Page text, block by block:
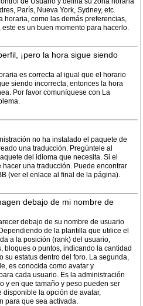
París, Nueva York, Sydney, etc.
horaria, como las demás preferencias,
es un buen momento para hacerlo.
¡pero la hora sigue siendo
es correcta al igual que el horario
siendo incorrecta, entonces la hora
Por favor comuníquese con La
no ha instalado el paquete de
una traducción. Pregúntele al
del idioma que necesita. Si el
una traducción. Puede encontrar
(ver el enlace al final de la página).
debajo de mi nombre de
debajo de su nombre de usuario
de la plantilla que utilice el
a la posición (rank) del usuario,
bloques o puntos, indicando la cantidad
su estatus dentro del foro. La segunda,
es conocida como avatar y
cada usuario. Es la administración
y en que tamaño y peso pueden ser
disponible la opción de avatar,
para que sea activada.